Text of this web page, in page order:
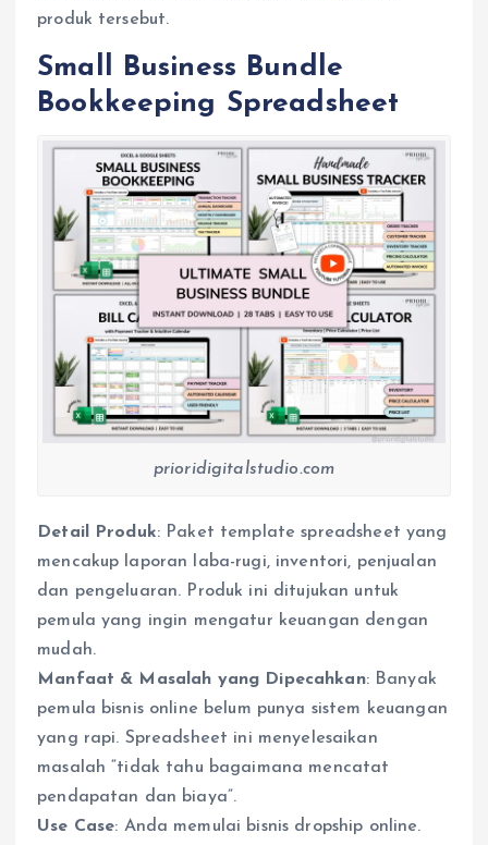
produk tersebut.
Small Business Bundle
Bookkeeping Spreadsheet
prioridigitalstudio.com
Detail Produk: Paket template spreadsheet yang
mencakup laporan laba-rugi, inventori, penjualan
dan pengeluaran. Produk ini ditujukan untuk
pemula yang ingin mengatur keuangan dengan
mudah.
Manfaat & Masalah yang Dipecahkan: Banyak
pemula bisnis online belum punya sistem keuangan
yang rapi. Spreadsheet ini menyelesaikan
masalah “tidak tahu bagaimana mencatat
pendapatan dan biaya”.
Use Case: Anda memulai bisnis dropship online.